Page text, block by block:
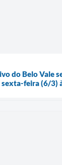
do Belo Vale
feira (6/3)